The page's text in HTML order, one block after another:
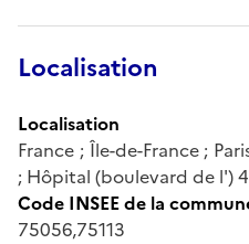
Localisation
Localisation
France ; Île-de-France ;
; Hôpital (boulevard de l')
Code INSEE de la
75056,75113